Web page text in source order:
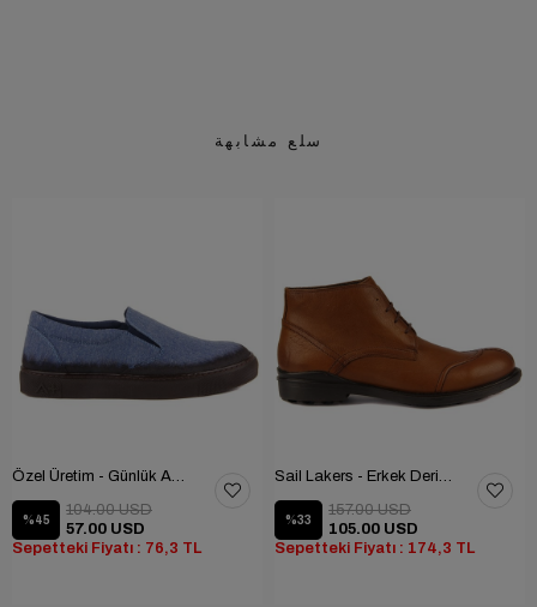
سلع مشابهة
Özel Üretim - Günlük Ayakkabı
%45
57.00 USD
104.00 USD
Sepetteki Fiyatı : 76,3 TL
Sail Lakers - Erkek Deri Bot
%33
105.00 USD
157.00 USD
Sepetteki Fiyatı : 174,3 TL